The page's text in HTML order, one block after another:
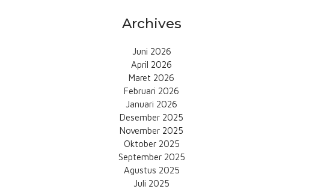
Archives
Juni 2026
April 2026
Maret 2026
Februari 2026
Januari 2026
Desember 2025
November 2025
Oktober 2025
September 2025
Agustus 2025
Juli 2025